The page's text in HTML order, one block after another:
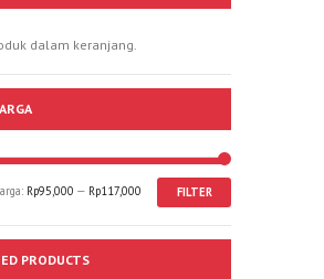
dalam keranjang.
FILTER
Rp95,000 — Rp117,000
PRODUCTS